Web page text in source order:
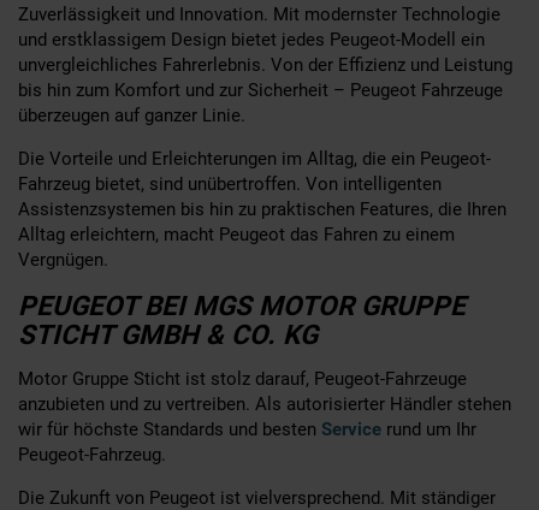
Zuverlässigkeit und Innovation. Mit modernster Technologie
und erstklassigem Design bietet jedes Peugeot-Modell ein
unvergleichliches Fahrerlebnis. Von der Effizienz und Leistung
bis hin zum Komfort und zur Sicherheit – Peugeot Fahrzeuge
überzeugen auf ganzer Linie.
Die Vorteile und Erleichterungen im Alltag, die ein Peugeot-
Fahrzeug bietet, sind unübertroffen. Von intelligenten
Assistenzsystemen bis hin zu praktischen Features, die Ihren
Alltag erleichtern, macht Peugeot das Fahren zu einem
Vergnügen.
PEUGEOT BEI MGS MOTOR GRUPPE
STICHT GMBH & CO. KG
Motor Gruppe Sticht ist stolz darauf, Peugeot-Fahrzeuge
anzubieten und zu vertreiben. Als autorisierter Händler stehen
wir für höchste Standards und besten Service rund um Ihr
Peugeot-Fahrzeug.
Die Zukunft von Peugeot ist vielversprechend. Mit ständiger